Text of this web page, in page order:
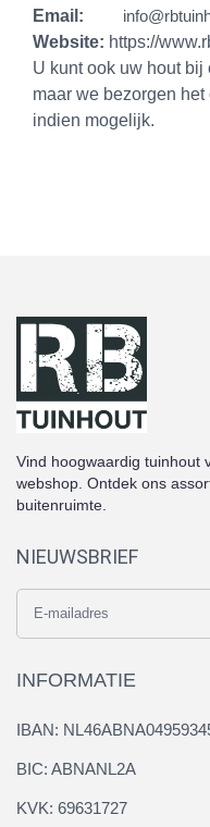
Email:
Website: https://
U kunt ook uw hout
maar we bezorgen
indien mogelijk.
Vind hoogwaardig tuinhout
webshop. Ontdek ons
buitenruimte.
NIEUWSBRIEF
INFORMATIE
IBAN:
BIC: ABNANL2A
KVK: 69631727